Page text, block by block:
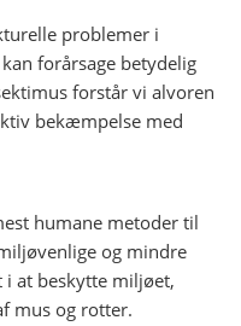
problemer i
forårsage betydelig
forstår vi alvoren
bekæmpelse med
humane metoder til
og mindre
i at beskytte miljøet,
mus og rotter.